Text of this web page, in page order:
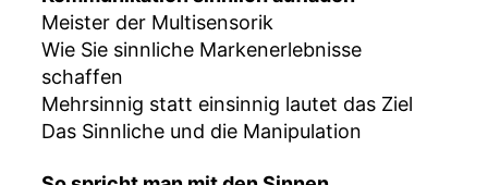
Meister der Multisensorik
Wie Sie sinnliche Markenerlebnisse
schaffen
Mehrsinnig statt einsinnig lautet das Ziel
Das Sinnliche und die Manipulation